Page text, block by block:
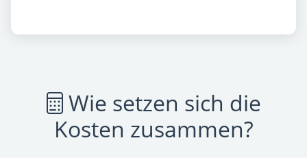
Wie setzen sich die
Kosten zusammen?